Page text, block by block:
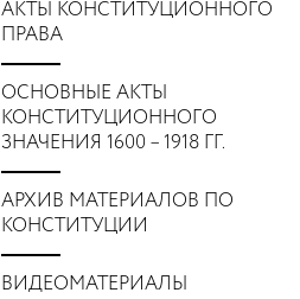
АКТЫ КОНСТИТУЦИОННОГО
ПРАВА
ОСНОВНЫЕ АКТЫ
КОНСТИТУЦИОННОГО
ЗНАЧЕНИЯ 1600 – 1918 ГГ.
АРХИВ МАТЕРИАЛОВ ПО
КОНСТИТУЦИИ
ВИДЕОМАТЕРИАЛЫ